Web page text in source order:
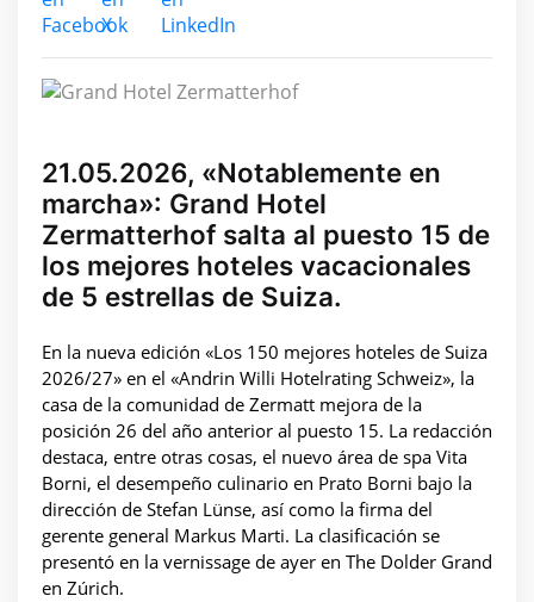
21.05.2026, «Notablemente en
marcha»: Grand Hotel
Zermatterhof salta al puesto 15 de
los mejores hoteles vacacionales
de 5 estrellas de Suiza.
En la nueva edición «Los 150 mejores hoteles de Suiza
2026/27» en el «Andrin Willi Hotelrating Schweiz», la
casa de la comunidad de Zermatt mejora de la
posición 26 del año anterior al puesto 15. La redacción
destaca, entre otras cosas, el nuevo área de spa Vita
Borni, el desempeño culinario en Prato Borni bajo la
dirección de Stefan Lünse, así como la firma del
gerente general Markus Marti. La clasificación se
presentó en la vernissage de ayer en The Dolder Grand
en Zúrich.